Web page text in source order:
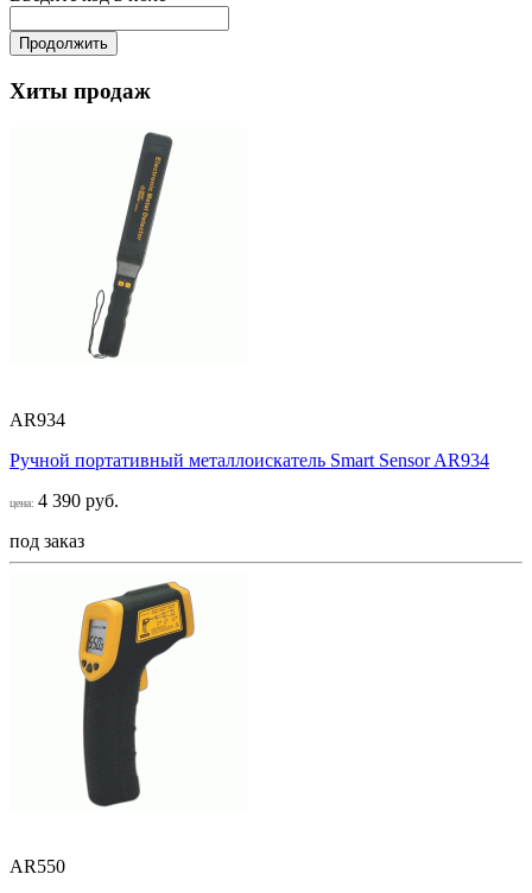
Продолжить
Хиты продаж
AR934
Ручной портативный металлоискатель Smart Sensor AR934
цена: 4 390 руб.
под заказ
AR550